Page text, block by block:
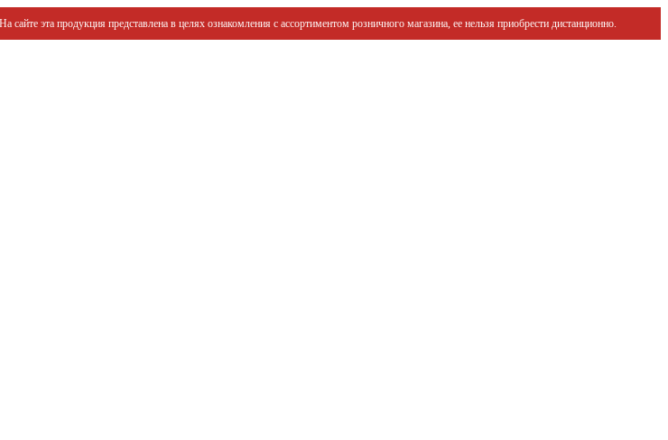
эта продукция представлена в целях ознакомления с ассортиментом розничного магазина, ее нельзя приобрести дистанционно.